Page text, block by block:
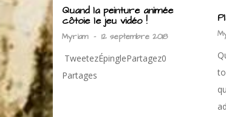
Quand la peinture animée
côtoie le jeu vidéo !
Myriam - 12 septembre 2018
TweetezÉpinglePartagez0
Partages